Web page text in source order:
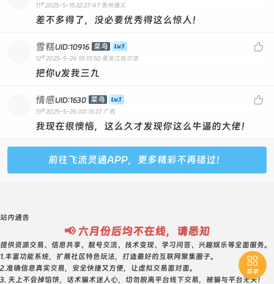
11# 2025-5-15 22:27:47 贵州遵义
差不多得了，没必要优秀得这么惊人！

雪糕UID:10916 菜鸟
12# 2025-5-24 19:13:50 黑龙江哈尔滨
把你v发我三九

情感UID:1630 菜鸟
13# 2025-5-26 00:13:27 广西
我现在很懊恼，这么久才发现你这么牛逼的大佬！
前往飞流灵通APP，更多精彩不再错过！

菜单
站内通告
📢 六月份后均不在线，请悉知
提供资源交易、信息共享、靓号交流、技术变现、学习问答、兴趣娱乐等全面服务。
1.丰富功能系统，扩展社区特色玩法，打造最好的互联网聚集圈子。
2.准确信息真实交易，安全快捷又方便，让虚拟交易面对面。
3. 天上不会掉馅饼，话术骗术迷人心，切勿脱离平台线下交易，被骗与平台无关！